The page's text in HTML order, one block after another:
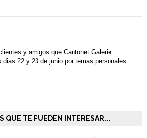
y amigos que Cantonet Galerie
dias 22 y 23 de junio por temas personales.
QUE TE PUEDEN INTERESAR...